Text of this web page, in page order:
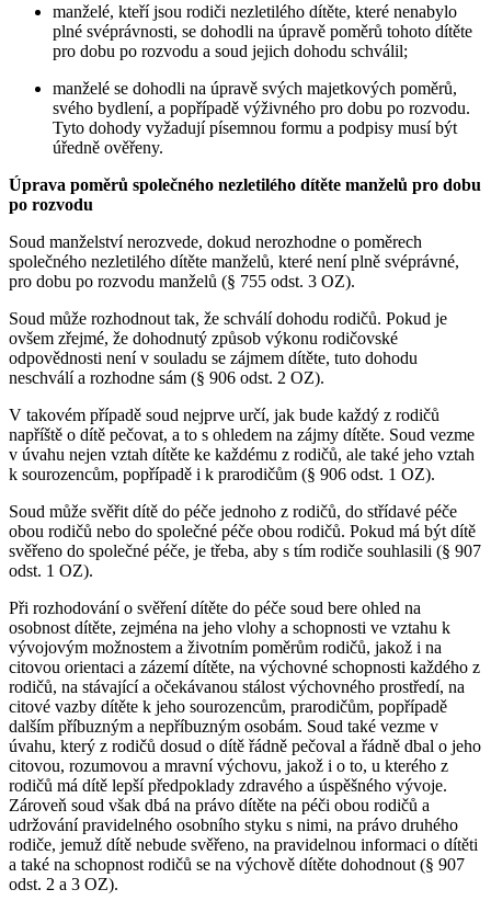
manželé, kteří jsou rodiči nezletilého dítěte, které nenabylo
plné svéprávnosti, se dohodli na úpravě poměrů tohoto dítěte
pro dobu po rozvodu a soud jejich dohodu schválil;
manželé se dohodli na úpravě svých majetkových poměrů,
svého bydlení, a popřípadě výživného pro dobu po rozvodu.
Tyto dohody vyžadují písemnou formu a podpisy musí být
úředně ověřeny.
Úprava poměrů společného nezletilého dítěte manželů pro dobu
po rozvodu
Soud manželství nerozvede, dokud nerozhodne o poměrech
společného nezletilého dítěte manželů, které není plně svéprávné,
pro dobu po rozvodu manželů (§ 755 odst. 3 OZ).
Soud může rozhodnout tak, že schválí dohodu rodičů. Pokud je
ovšem zřejmé, že dohodnutý způsob výkonu rodičovské
odpovědnosti není v souladu se zájmem dítěte, tuto dohodu
neschválí a rozhodne sám (§ 906 odst. 2 OZ).
V takovém případě soud nejprve určí, jak bude každý z rodičů
napříště o dítě pečovat, a to s ohledem na zájmy dítěte. Soud vezme
v úvahu nejen vztah dítěte ke každému z rodičů, ale také jeho vztah
k sourozencům, popřípadě i k prarodičům (§ 906 odst. 1 OZ).
Soud může svěřit dítě do péče jednoho z rodičů, do střídavé péče
obou rodičů nebo do společné péče obou rodičů. Pokud má být dítě
svěřeno do společné péče, je třeba, aby s tím rodiče souhlasili (§ 907
odst. 1 OZ).
Při rozhodování o svěření dítěte do péče soud bere ohled na
osobnost dítěte, zejména na jeho vlohy a schopnosti ve vztahu k
vývojovým možnostem a životním poměrům rodičů, jakož i na
citovou orientaci a zázemí dítěte, na výchovné schopnosti každého z
rodičů, na stávající a očekávanou stálost výchovného prostředí, na
citové vazby dítěte k jeho sourozencům, prarodičům, popřípadě
dalším příbuzným a nepříbuzným osobám. Soud také vezme v
úvahu, který z rodičů dosud o dítě řádně pečoval a řádně dbal o jeho
citovou, rozumovou a mravní výchovu, jakož i o to, u kterého z
rodičů má dítě lepší předpoklady zdravého a úspěšného vývoje.
Zároveň soud však dbá na právo dítěte na péči obou rodičů a
udržování pravidelného osobního styku s nimi, na právo druhého
rodiče, jemuž dítě nebude svěřeno, na pravidelnou informaci o dítěti
a také na schopnost rodičů se na výchově dítěte dohodnout (§ 907
odst. 2 a 3 OZ).